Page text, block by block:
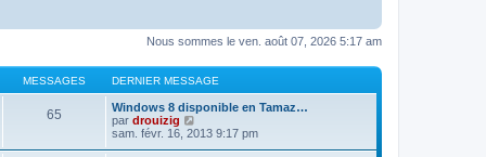
Nous sommes le ven. août 07, 2026 5:17 am
MESSAGES DERNIER MESSAGE
65
Windows 8 disponible en Tamaz…
par drouizig
o
sam. févr. 16, 2013 9:17 pm